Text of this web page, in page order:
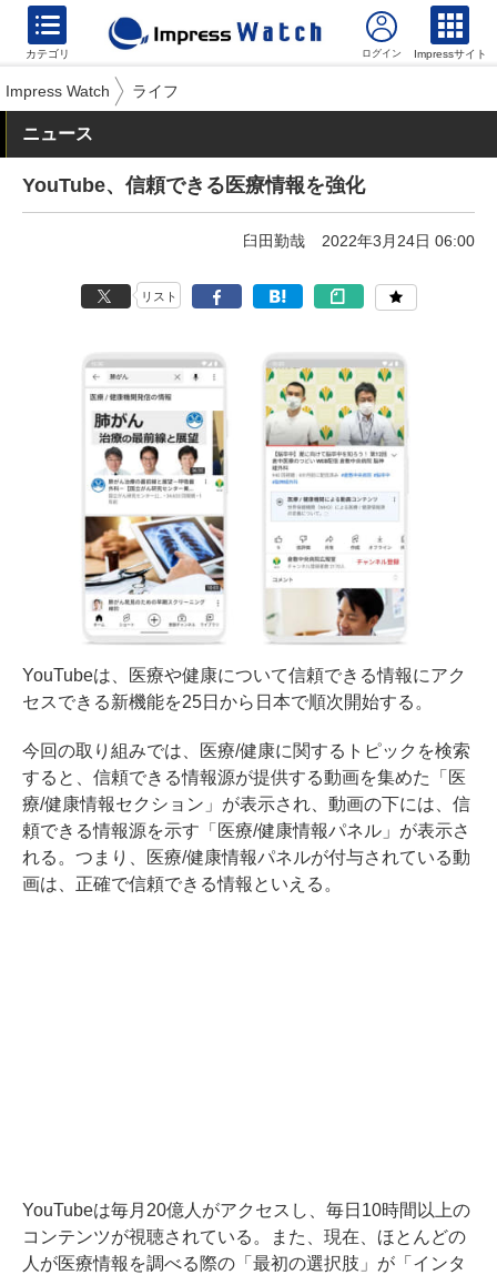
カテゴリ Impressサイト
Impress Watch ライフ
ニュース
YouTube、信頼できる医療情報を強化
臼田勤哉 2022年3月24日 06:00
リスト
YouTubeは、医療や健康について信頼できる情報にアク
セスできる新機能を25日から日本で順次開始する。
今回の取り組みでは、医療/健康に関するトピックを検索
すると、信頼できる情報源が提供する動画を集めた「医
療/健康情報セクション」が表示され、動画の下には、信
頼できる情報源を示す「医療/健康情報パネル」が表示さ
れる。つまり、医療/健康情報パネルが付与されている動
画は、正確で信頼できる情報といえる。
YouTubeは毎月20億人がアクセスし、毎日10時間以上の
コンテンツが視聴されている。また、現在、ほとんどの
人が医療情報を調べる際の「最初の選択肢」が「インタ